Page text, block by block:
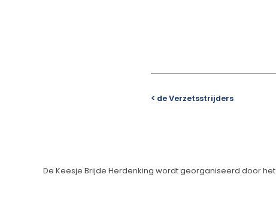
< de Verzetsstrijders
De Keesje Brijde Herdenking wordt georganiseerd door het